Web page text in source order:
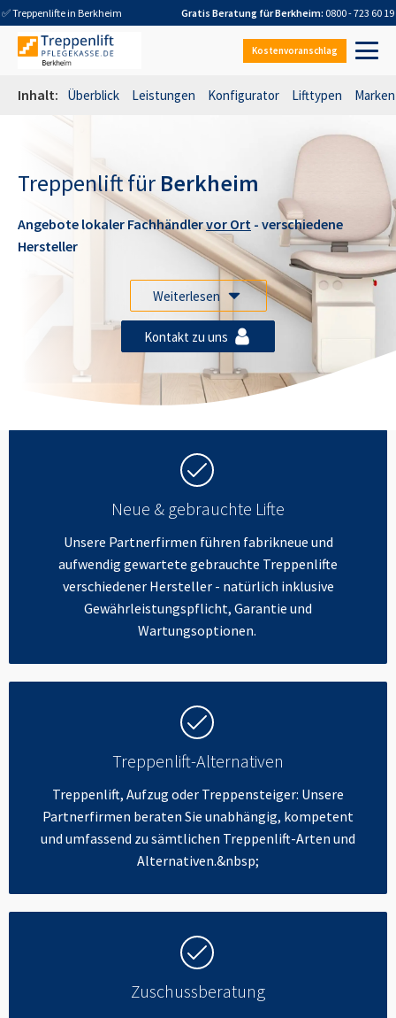
✅ Treppenlifte in Berkheim Gratis Beratung fürBerkheim: 0800 - 723 60 19
Kostenvoranschlag
Inhalt: Überblick Leistungen Konfigurator Lifttypen Marken
Treppenlift für Berkheim
Angebote lokaler Fachhändlervor Ort - verschiedene
Hersteller
Weiterlesen
Kontakt zu uns
Neue & gebrauchte Lifte
Unsere Partnerfirmen führen fabrikneue und
aufwendig gewartete gebrauchte Treppenlifte
verschiedener Hersteller - natürlich inklusive
Gewährleistungspflicht, Garantie und
Wartungsoptionen.
Treppenlift-Alternativen
Treppenlift, Aufzug oder Treppensteiger: Unsere
Partnerfirmen beraten Sie unabhängig, kompetent
und umfassend zu sämtlichen Treppenlift-Arten und
Alternativen.&nbsp;
Zuschussberatung